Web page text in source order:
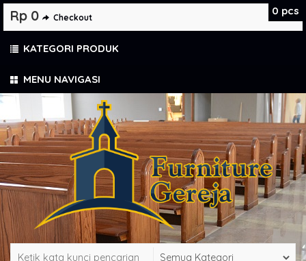
MENU NAVIGASI
0 pcs
Rp 0 Checkout
KATEGORI PRODUK